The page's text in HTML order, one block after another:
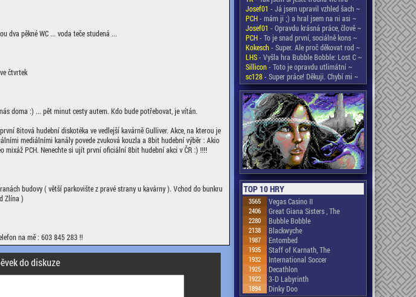
dva pěkné WC ... voda teče studená ...
čtvrtek
doma :) ... pět minut cesty autem. Kdo bude potřebovat, je vítán.
8itová hudební diskotéka ve vedlejší kavárně Gulliver. Akce, na kterou je
mediálními kanály povede zvuková kouzla a 8bit hudební výběr : Akio
mixáž PCH. Nenechte si ujít první oficiální 8bit hudební akci v ČR :) !!!!
budovy ( větší parkovište z pravé strany u kavárny ). Vchod do bunkru
Zlína )
na mě : 603 845 283 !!
do diskuze
Josef01 - Já jsem upravil vzhled šach ~
PCH- mám ji ;) a hral jsem na ni asi ~
Josef01 - Opravdu krásná práce, člově ~
PCH- To je snad první, sociálně kons ~
Kokesch- Super. Ale proč děkovat rod ~
LHS- Vyšla hra Bubble Bobble: Lost C ~
Sillicon- Toto je opravdu utlimátní ~
sc128- Super práce! Děkuji. Chybí mi ~
TOP 10 HRY
3565 Vegas Casino II
2406 Great Giana Sisters , The
2280 Bubble Bobble
2138 Blackwyche
1987 Entombed
1935 Staff of Karnath, The
1932 International Soccer
1925 Decathlon
1922 3-D Labyrinth
1894 Dinky Doo